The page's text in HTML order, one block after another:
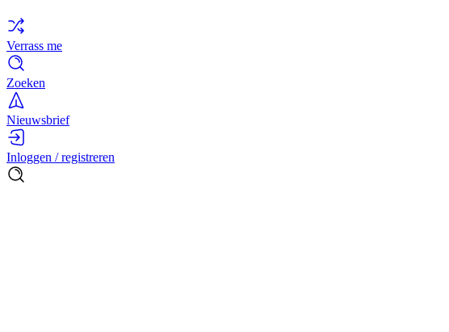
Verrass me
Zoeken
Nieuwsbrief
Inloggen / registreren